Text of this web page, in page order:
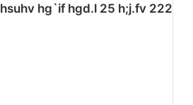
hsuhv hg`if hgd.l 25 h;j.fv 222